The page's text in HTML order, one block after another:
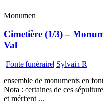
Monumen
Cimetière (1/3) –
Val
Fonte funéraire| Sylvain R
ensemble de monuments en
Nota : certaines de ces
et méritent ...